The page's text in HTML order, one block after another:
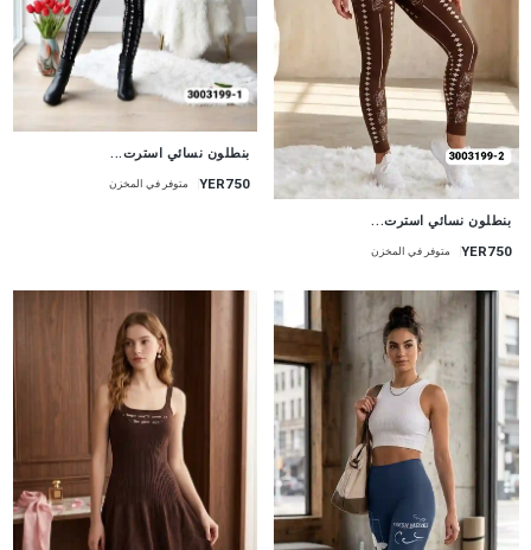
بنطلون نسائي استرت...
YER750 متوفر في المخزن
بنطلون نسائي استرت...
YER750 متوفر في المخزن